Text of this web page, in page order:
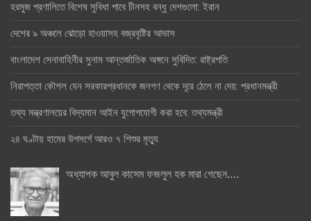
হরমুজ প্রণালিতে বিশেষ সুবিধা পাবে চীনসহ বন্ধু দেশগুলো: ইরান
দেশের ৯ অঞ্চলে ঝোড়ো হাওয়াসহ বজ্রবৃষ্টির আভাস
বাংলাদেশ সেনাবাহিনীর সুনাম আন্তর্জাতিক অঙ্গনে সুবিদিত: রাষ্ট্রপতি
নিরাপত্তা কৌশল যেন সরকারপ্রধানকে জনগণ থেকে দূরে ঠেলে না দেয়: প্রধানমন্ত্রী
তথ্য মন্ত্রণালয়ের বিদ্যমান আইন যুগোপযোগী করা হবে: তথ্যমন্ত্রী
২৪ ঘণ্টায় হামের উপসর্গে আরও ৭ শিশুর মৃত্যু
অধ্যাপক আবুল কাসেম ফজলুল হক মারা গেছেন….